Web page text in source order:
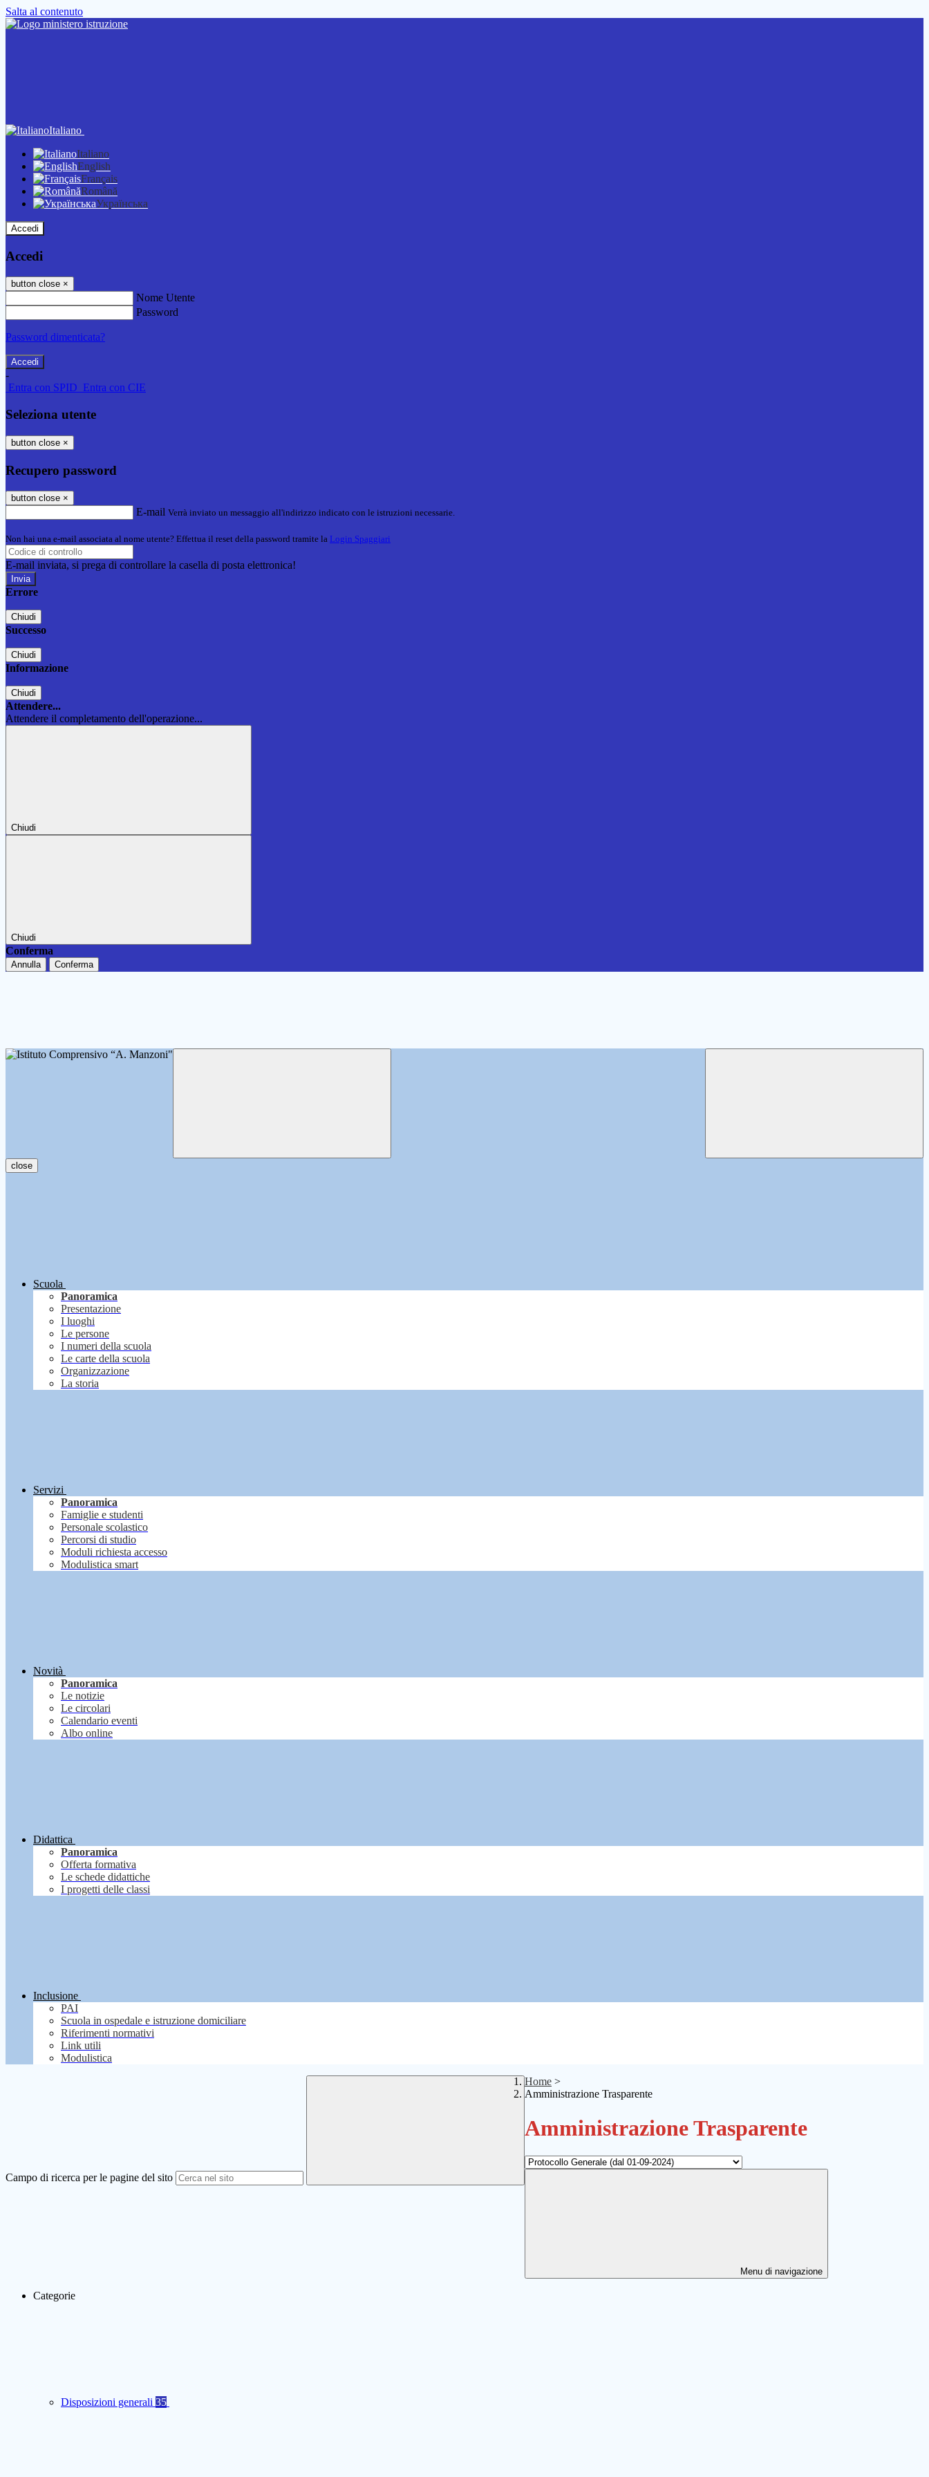
Salta al contenuto
Italiano
Italiano
English
Français
Română
Українська
Accedi
Accedi
button close ×
Nome Utente
Password
Password dimenticata?
-
Entra con SPID Entra con CIE
Seleziona utente
button close ×
Recupero password
button close ×
E-mail Verrà inviato un messaggio all'indirizzo indicato con le istruzioni necessarie.
Non hai una e-mail associata al nome utente? Effettua il reset della password tramite la Login Spaggiari
E-mail inviata, si prega di controllare la casella di posta elettronica!
Errore
Chiudi
Successo
Chiudi
Informazione
Chiudi
Attendere...
Attendere il completamento dell'operazione...
Chiudi
Chiudi
Conferma
Annulla Conferma
close
Scuola
Panoramica
Presentazione
I luoghi
Le persone
I numeri della scuola
Le carte della scuola
Organizzazione
La storia
Servizi
Panoramica
Famiglie e studenti
Personale scolastico
Percorsi di studio
Moduli richiesta accesso
Modulistica smart
Novità
Panoramica
Le notizie
Le circolari
Calendario eventi
Albo online
Didattica
Panoramica
Offerta formativa
Le schede didattiche
I progetti delle classi
Inclusione
PAI
Scuola in ospedale e istruzione domiciliare
Riferimenti normativi
Link utili
Modulistica
Campo di ricerca per le pagine del sito
Home >
Amministrazione Trasparente
Amministrazione Trasparente
Menu di navigazione
Categorie
Disposizioni generali 35